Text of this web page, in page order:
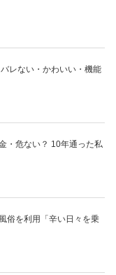
レない・かわいい・機能
・危ない？ 10年通った私
俗を利用「辛い日々を乗